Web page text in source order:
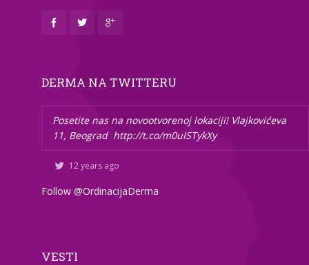
DERMA NA TWITTERU
Posetite nas na novootvorenoj lokaciji! Vlajkovićeva
11, Beograd http://t.co/m0uISTykXy
12 years ago
Follow @OrdinacijaDerma
VESTI